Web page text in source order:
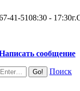
41-5108:30 - 17:30
сообщение
Поиск